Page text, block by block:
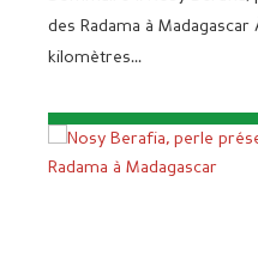
des Radama à
kilomètres...